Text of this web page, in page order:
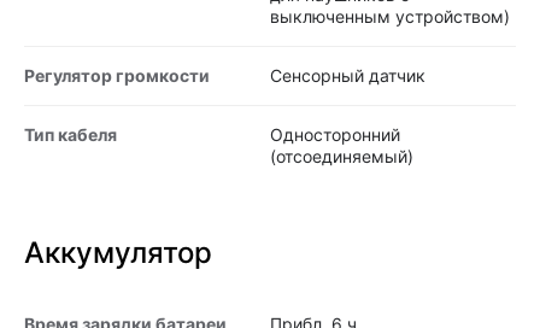
выключенным устройством)
Регулятор громкости Сенсорный датчик
Тип кабеля
Односторонний
(отсоединяемый)
Аккумулятор
Время зарядки батареи Прибл. 6 ч